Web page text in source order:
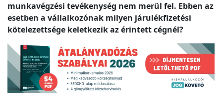
munkavégzési tevékenység nem merül fel. Ebben az
esetben a vállalkozónak milyen járulékfizetési
kötelezettsége keletkezik az érintett cégnél?